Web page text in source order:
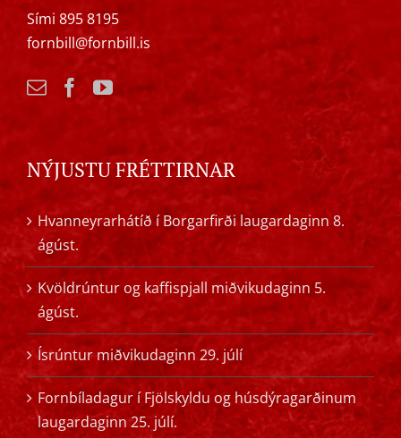
Sími 895 8195
fornbill@fornbill.is
NÝJUSTU FRÉTTIRNAR
Hvanneyrarhátíð í Borgarfirði laugardaginn 8.
ágúst.
Kvöldrúntur og kaffispjall miðvikudaginn 5.
ágúst.
Ísrúntur miðvikudaginn 29. júlí
Fornbíladagur í Fjölskyldu og húsdýragarðinum
laugardaginn 25. júlí.